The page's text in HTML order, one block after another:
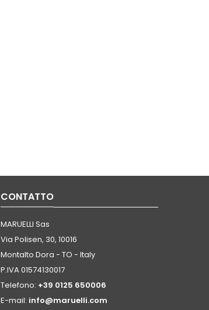
CONTATTO
MARUELLI Sas
Via Polisen, 30, 10016
Montalto Dora - TO - Italy
P.IVA 01574130017
Telefono: +39 0125 650006
E-mail: info@maruelli.com